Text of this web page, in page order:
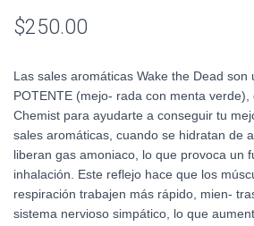
$250.00
Las sales aromáticas Wake the Dead son
POTENTE (mejo- rada con menta
Chemist para ayudarte a conseguir tu
sales aromáticas, cuando se hidratan de
liberan gas amoniaco, lo que provoca un
inhalación. Este reflejo hace que los
respiración trabajen más rápido, mien-
sistema nervioso simpático, lo que